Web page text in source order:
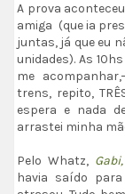
A prova
amiga (que ia
juntas, já que eu
unidades). As
me
trens, repito,
espera e nada
arrastei minha
Pelo Whatz, Gabi,
havia saído